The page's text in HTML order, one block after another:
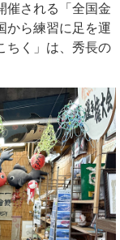
催される「全国金
から練習に足を運
ちく」は、秀長の